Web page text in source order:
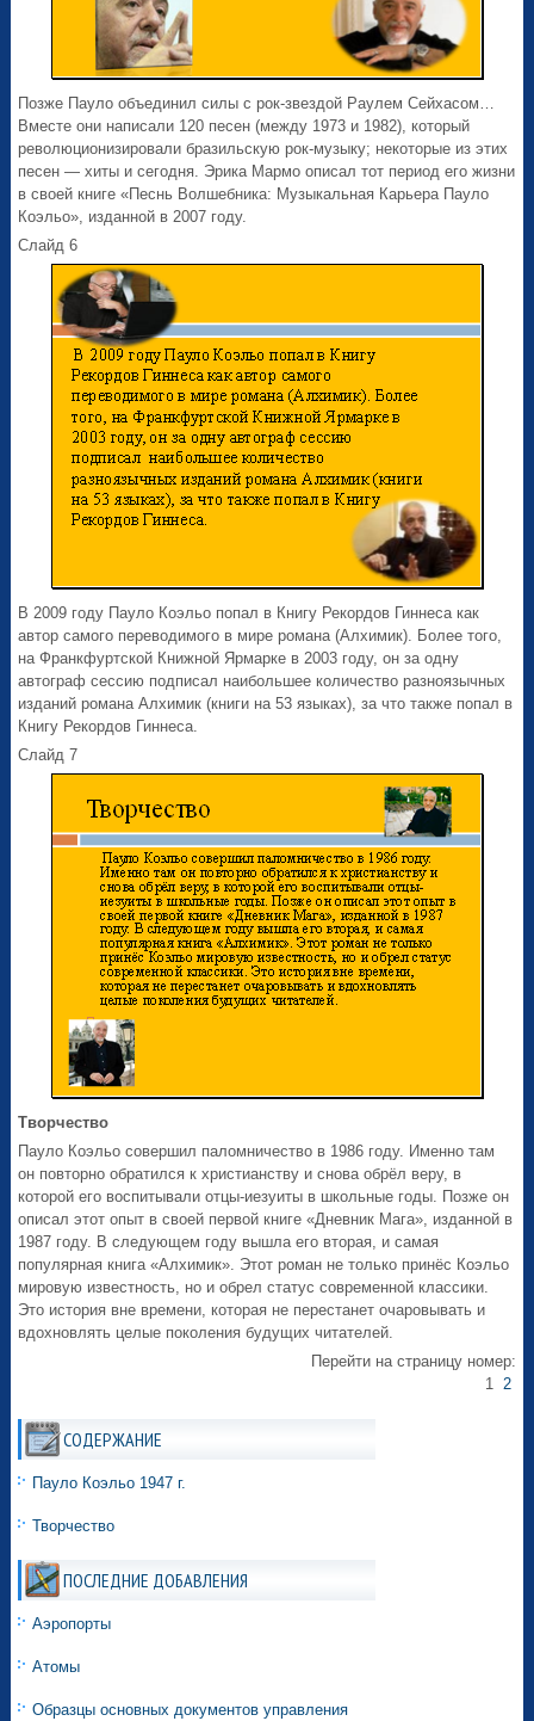
Позже Пауло объединил силы с рок-звездой Раулем Сейхасом…
Вместе они написали 120 песен (между 1973 и 1982), который
революционизировали бразильскую рок-музыку; некоторые из этих
песен — хиты и сегодня. Эрика Мармо описал тот период его жизни
в своей книге «Песнь Волшебника: Музыкальная Карьера Пауло
Коэльо», изданной в 2007 году.
Слайд 6
В 2009 году Пауло Коэльо попал в Книгу Рекордов Гиннеса как
автор самого переводимого в мире романа (Алхимик). Более того,
на Франкфуртской Книжной Ярмарке в 2003 году, он за одну
автограф сессию подписал наибольшее количество разноязычных
изданий романа Алхимик (книги на 53 языках), за что также попал в
Книгу Рекордов Гиннеса.
Слайд 7
Творчество
Пауло Коэльо совершил паломничество в 1986 году. Именно там
он повторно обратился к христианству и снова обрёл веру, в
которой его воспитывали отцы-иезуиты в школьные годы. Позже он
описал этот опыт в своей первой книге «Дневник Мага», изданной в
1987 году. В следующем году вышла его вторая, и самая
популярная книга «Алхимик». Этот роман не только принёс Коэльо
мировую известность, но и обрел статус современной классики.
Это история вне времени, которая не перестанет очаровывать и
вдохновлять целые поколения будущих читателей.
Перейти на страницу номер:
1 2
СОДЕРЖАНИЕ
Пауло Коэльо 1947 г.
Творчество
ПОСЛЕДНИЕ ДОБАВЛЕНИЯ
Аэропорты
Атомы
Образцы основных документов управления